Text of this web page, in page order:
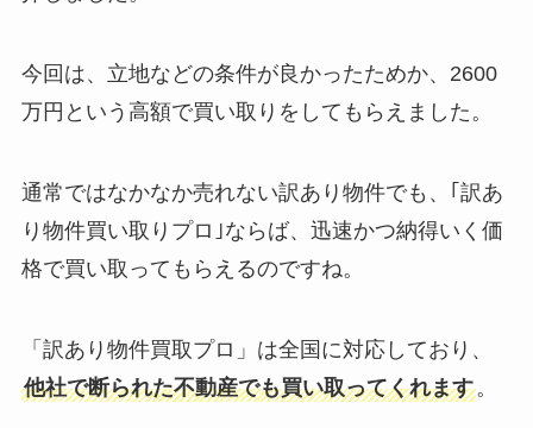
今回は、立地などの条件が良かったためか、2600
万円という高額で買い取りをしてもらえました。
通常ではなかなか売れない訳あり物件でも、｢訳あ
り物件買い取りプロ｣ならば、迅速かつ納得いく価
格で買い取ってもらえるのですね。
「訳あり物件買取プロ」は全国に対応しており、
他社で断られた不動産でも買い取ってくれます。